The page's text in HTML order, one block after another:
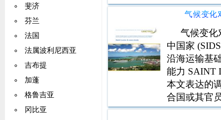
斐济
芬兰
法国
法属波利尼西亚
吉布提
加蓬
格鲁吉亚
冈比亚
见 本文件中
气候变化
中国家
沿海运输基
能力 SAINT
本文表达的
合国或其官
图上材料的